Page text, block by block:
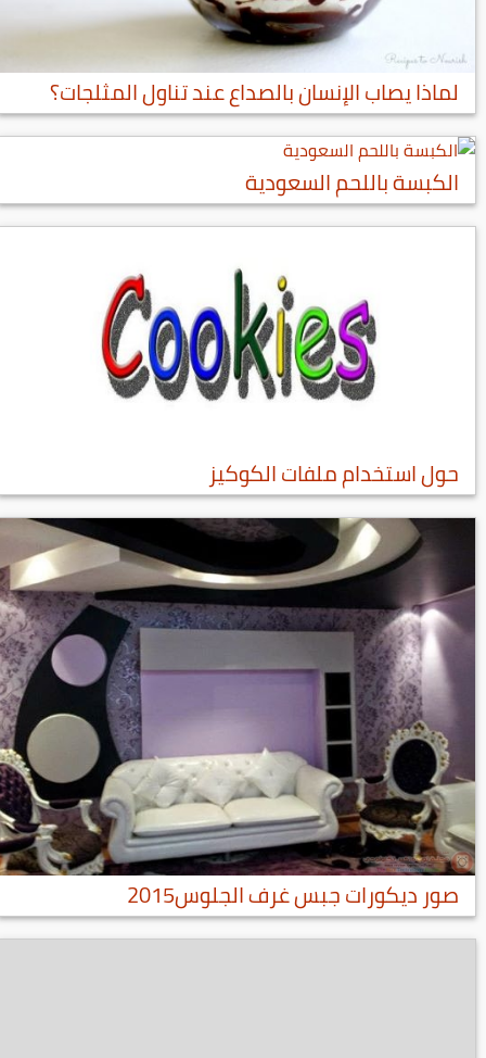
لماذا يصاب الإنسان بالصداع عند تناول المثلجات؟
الكبسة باللحم السعودية
حول استخدام ملفات الكوكيز
صور ديكورات جبس غرف الجلوس2015